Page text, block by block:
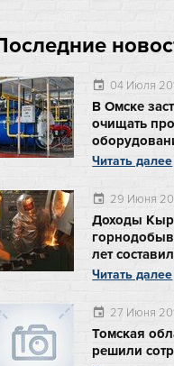
event 04 Июля
В Омске
очищать
Читать далее
event 29 Июня
Доходы
лет
Читать далее
event 27 Июня
Томская
решили